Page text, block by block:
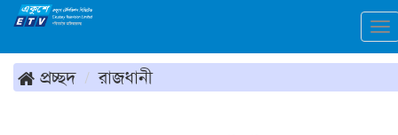
প্রচ্ছদ রাজধানী